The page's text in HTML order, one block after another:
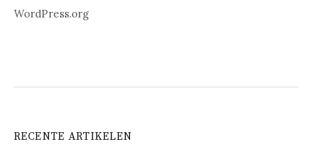
WordPress.org
RECENTE ARTIKELEN